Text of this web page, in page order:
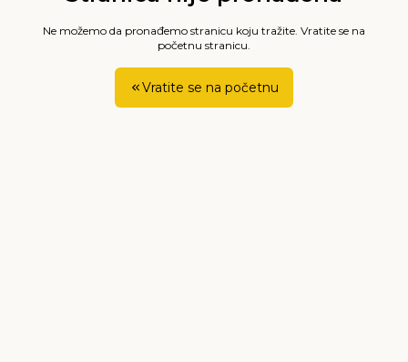
Ne možemo da pronađemo stranicu koju tražite. Vratite se na
početnu stranicu.
Vratite se na početnu